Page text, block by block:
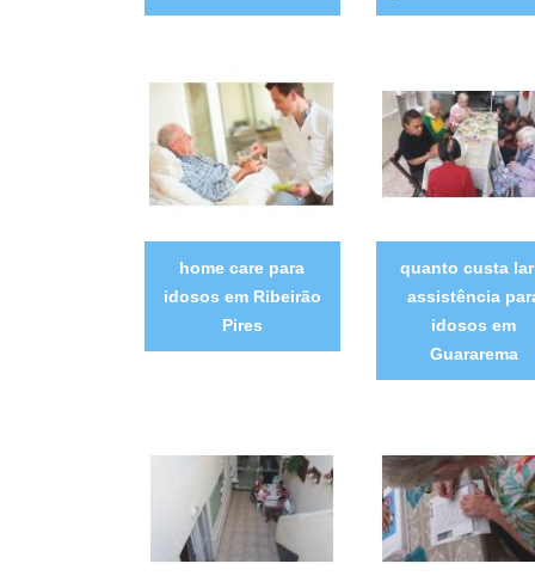
home care para
idosos em Ribeirão
Pires
quanto custa
assistência
idosos em
Guararema